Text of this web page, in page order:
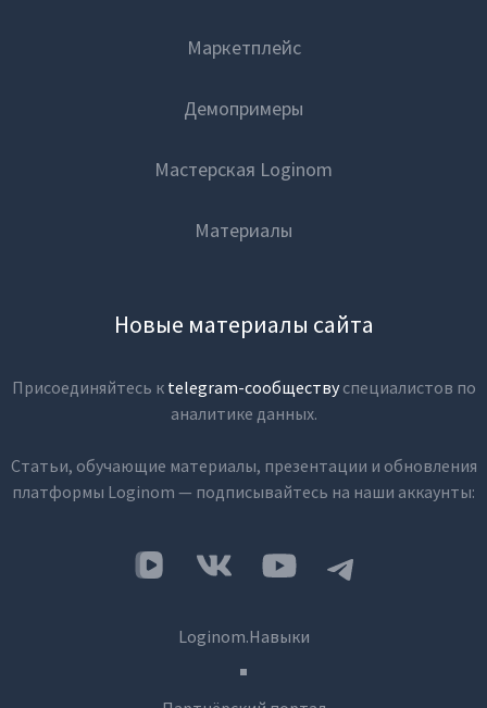
Маркетплейс
Демопримеры
Мастерская Loginom
Материалы
Новые материалы сайта
Присоединяйтесь к telegram-сообществуспециалистов по
аналитике данных.
Статьи, обучающие материалы, презентации и обновления
платформы Loginom — подписывайтесь на наши аккаунты:
Loginom.Навыки